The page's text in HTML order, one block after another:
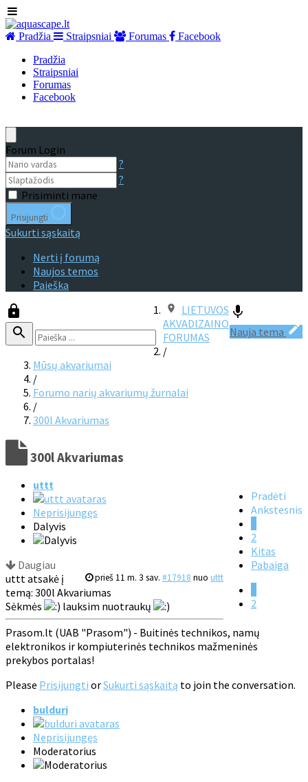
Pradžia Straipsniai Forumas
Facebook
Pradžia
Straipsniai
Forumas
Facebook
Forum Login
?
?
Prisiminti mane
Prisijungti
Sukurti sąskaitą
Nerti į forumą
Naujos temos
Paieška
Nauja tema
LIETUVOS
AKVADIZAINO
FORUMAS
/
Mūsų akvariumai
/
Forumo narių akvariumų žurnalai
/
300l Akvariumas
300l Akvariumas
Pradėti
Ankstesnis
2
Kitas
Pabaiga
2
uttt
Neprisijungęs
Dalyvis
Daugiau
prieš 11 m. 3 sav. #17918 nuo uttt
uttt atsakė į
temą: 300l Akvariumas
Sėkmės
lauksim nuotraukų
Prasom.lt (UAB "Prasom") - Buitinės technikos, namų
elektronikos ir kompiuterinės technikos mažmeninės
prekybos portalas!
Please Prisijungti orSukurti sąskaitą to join the conversation.
bulduri
Neprisijungęs
Moderatorius